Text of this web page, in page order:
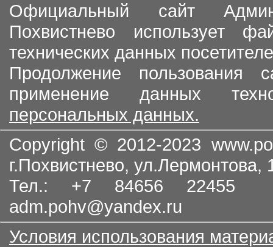
Официальный сайт
Похвистнево использует
технических данных
Продолжение пользования
применение данных
персональных данных.
Copyright © 2012-2023
г.Похвистнево, ул.Лермонтова,
Тел.: +7 84656
adm.pohv@yandex.ru
Условия использования